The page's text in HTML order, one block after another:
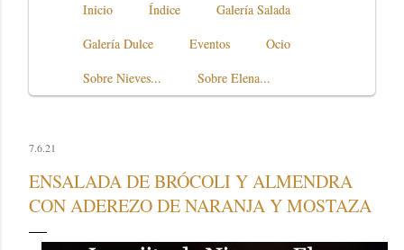
Inicio Índice
Galería Salada
Galería Dulce
Eventos
Ocio
Sobre Nieves...
Sobre Elena...
7.6.21
ENSALADA DE BRÓCOLI Y ALMENDRA
CON ADEREZO DE NARANJA Y MOSTAZA